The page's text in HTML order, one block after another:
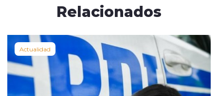
Relacionados
Actualidad